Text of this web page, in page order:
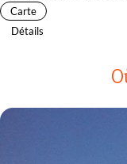
Carte
Détails